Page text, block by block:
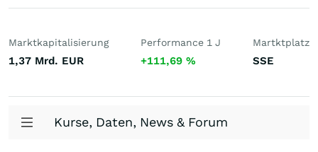
Marktkapitalisierung
1,37 Mrd. EUR
Performance 1 J
+111,69 %
Martktplatz
SSE
Kurse, Daten, News & Forum